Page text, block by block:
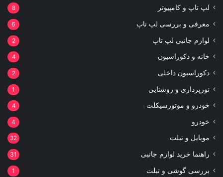
لپ تاپ و کامپیوتر 8
معرفی و بررسی لپ تاپ 6
لوازم جانبی لپ تاپ 2
خانه و دکوراسیون 4
دکوراسیون داخلی 2
نورپردازی و روشنایی 1
خودرو و موتورسیکلت 4
خودرو 4
موبایل و تبلت 32
راهنما خرید لوازم جانبی 31
بررسی گوشی و تبلت 1